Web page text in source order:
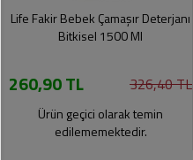
Life Fakir Bebek Çamaşır Deterjanı
Bitkisel 1500 Ml
260,90 TL 326,40 TL
Ürün geçici olarak temin
edilememektedir.